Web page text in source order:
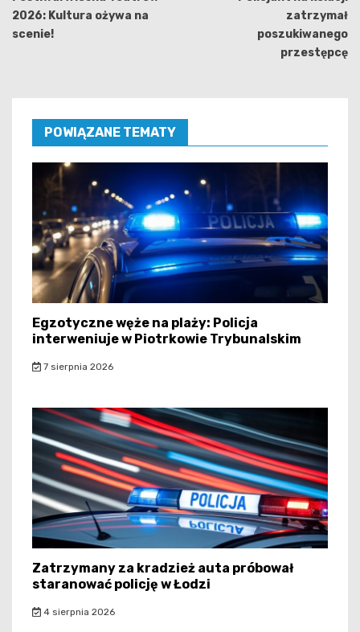
2026: Kultura ożywa na
scenie!
zatrzymał
poszukiwanego
przestępcę
POWIĄZANE TEMATY
Egzotyczne węże na plaży: Policja
interweniuje w Piotrkowie Trybunalskim
7 sierpnia 2026
Zatrzymany za kradzież auta próbował
staranować policję w Łodzi
4 sierpnia 2026